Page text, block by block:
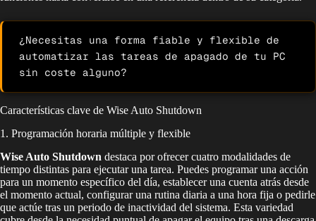
¿Necesitas una forma fiable y flexible de
automatizar las tareas de apagado de tu PC
sin coste alguno?
Características clave de Wise Auto Shutdown
1. Programación horaria múltiple y flexible
Wise Auto Shutdown destaca por ofrecer cuatro modalidades de
tiempo distintas para ejecutar una tarea. Puedes programar una acción
para un momento específico del día, establecer una cuenta atrás desde
el momento actual, configurar una rutina diaria a una hora fija o pedirle
que actúe tras un periodo de inactividad del sistema. Esta variedad